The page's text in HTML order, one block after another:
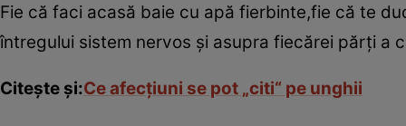
Fie că faci acasă baie cu apă fierbinte,fie că te
întregului sistem nervos şi asupra fiecărei părţi a
Citeşte şi:Ce afecţiuni se pot „citi“ pe unghii